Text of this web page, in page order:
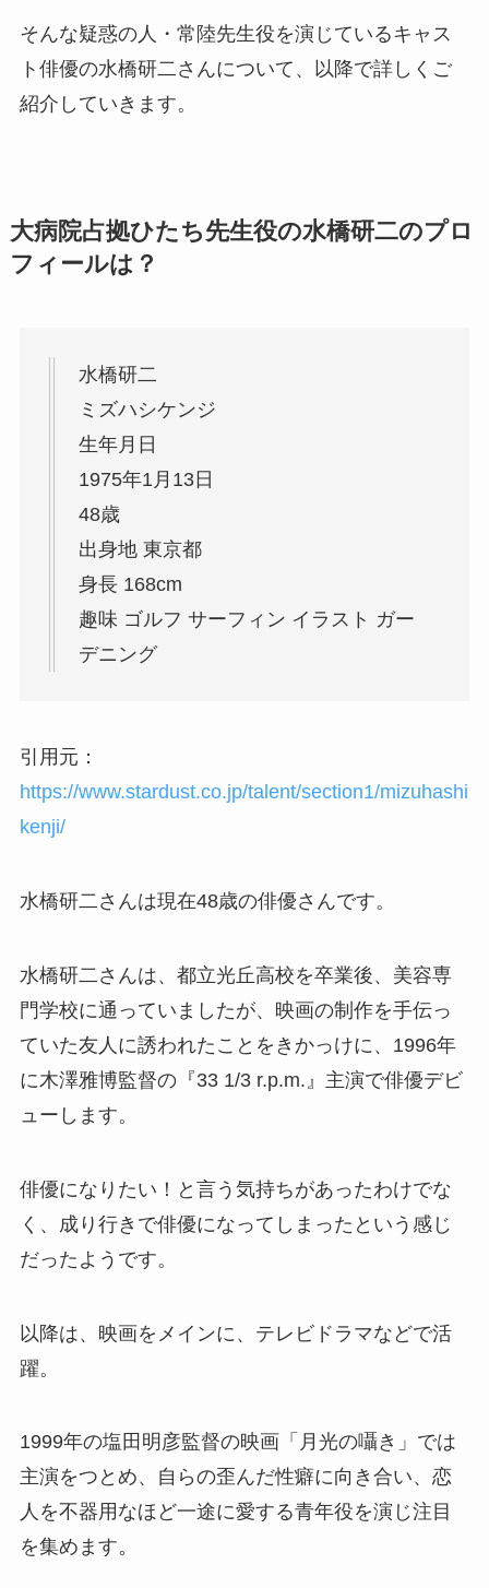
そんな疑惑の人・常陸先生役を演じているキャス
ト俳優の水橋研二さんについて、以降で詳しくご
紹介していきます。
大病院占拠ひたち先生役の水橋研二のプロ
フィールは？
水橋研二
ミズハシケンジ
生年月日
1975年1月13日
48歳
出身地 東京都
身長 168cm
趣味 ゴルフ サーフィン イラスト ガー
デニング
引用元：
https://www.stardust.co.jp/talent/section1/mizuhashi
kenji/
水橋研二さんは現在48歳の俳優さんです。
水橋研二さんは、都立光丘高校を卒業後、美容専
門学校に通っていましたが、映画の制作を手伝っ
ていた友人に誘われたことをきかっけに、1996年
に木澤雅博監督の『33 1/3 r.p.m.』主演で俳優デビ
ューします。
俳優になりたい！と言う気持ちがあったわけでな
く、成り行きで俳優になってしまったという感じ
だったようです。
以降は、映画をメインに、テレビドラマなどで活
躍。
1999年の塩田明彦監督の映画「月光の囁き」では
主演をつとめ、自らの歪んだ性癖に向き合い、恋
人を不器用なほど一途に愛する青年役を演じ注目
を集めます。